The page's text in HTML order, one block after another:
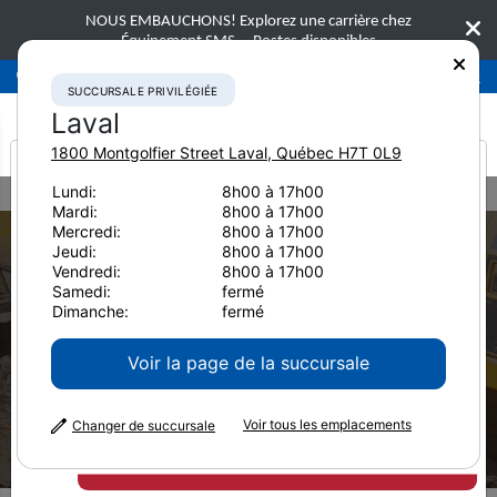
NOUS EMBAUCHONS! Explorez une carrière chez
Équipement SMS. Postes disponibles
Succursale privilégiéeLaval 450-781-9600
Home Équipement usagé Chargeuses sur chenilles
Équipement usagé
Chargeuses sur
chenilles
It looks like you are
from America
SUCCURSALE PRIVILÉGIÉE
Laval
1800 Montgolfier Street Laval, Québec H7T 0L9
Lundi:
8h00 à 17h00
Mardi:
8h00 à 17h00
Mercredi:
8h00 à 17h00
Jeudi:
8h00 à 17h00
Vendredi:
8h00 à 17h00
Samedi:
fermé
Dimanche:
fermé
Voir la page de la succursale
Changer de succursale Voir tous les emplacements